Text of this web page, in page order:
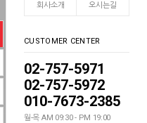
회사소개 오시는길
CUSTOMER CENTER
02-757-5971
02-757-5972
010-7673-2385
월-목 AM 09:30 - PM 19:00